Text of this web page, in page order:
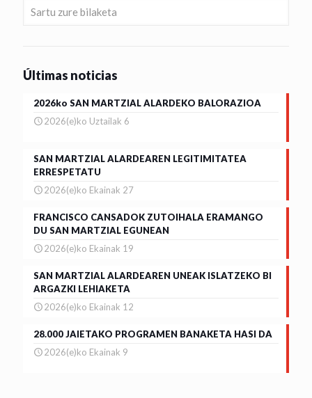
Últimas noticias
2026ko SAN MARTZIAL ALARDEKO BALORAZIOA
2026(e)ko Uztailak 6
SAN MARTZIAL ALARDEAREN LEGITIMITATEA
ERRESPETATU
2026(e)ko Ekainak 27
FRANCISCO CANSADOK ZUTOIHALA ERAMANGO
DU SAN MARTZIAL EGUNEAN
2026(e)ko Ekainak 19
SAN MARTZIAL ALARDEAREN UNEAK ISLATZEKO BI
ARGAZKI LEHIAKETA
2026(e)ko Ekainak 12
28.000 JAIETAKO PROGRAMEN BANAKETA HASI DA
2026(e)ko Ekainak 9